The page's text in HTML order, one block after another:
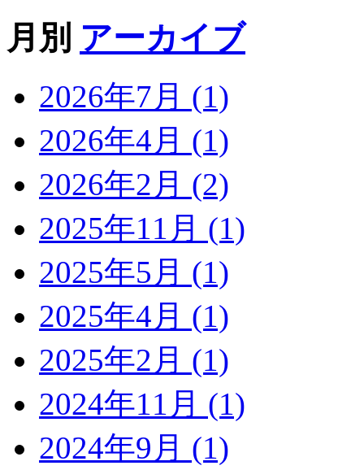
月別 アーカイブ
2026年7月 (1)
2026年4月 (1)
2026年2月 (2)
2025年11月 (1)
2025年5月 (1)
2025年4月 (1)
2025年2月 (1)
2024年11月 (1)
2024年9月 (1)